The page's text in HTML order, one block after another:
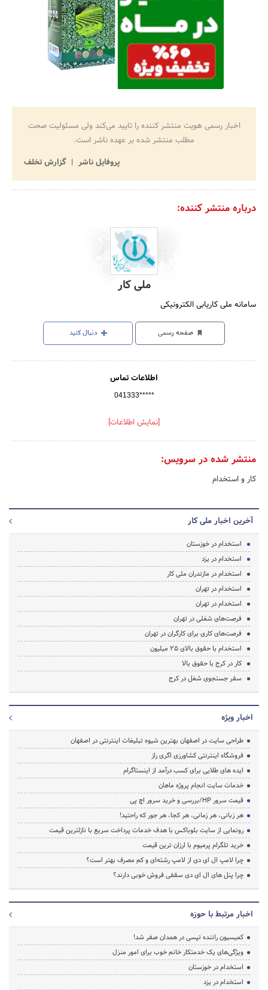
اخبار رسمی هویت منتشر کننده را تایید می‌کند ولی مسئولیت صحت
مطلب منتشر شده بر عهده ناشر است.
پروفایل ناشر
گزارش تخلف
درباره منتشر کننده:
ملی کار
سامانه ملی کاریابی الکترونیکی
صفحه رسمی دنبال کنید
اطلاعات تماس
041333*****
[نمایش اطلاعات]
منتشر شده در سرویس:
کار و استخدام
آخرین اخبار ملی کار
استخدام در خوزستان
استخدام در یزد
استخدام در مازندران ملی کار
استخدام در تهران
استخدام در تهران
فرصت‌های شغلی در تهران
فرصت‌های کاری برای کارگران در تهران
استخدام با حقوق بالای 25 میلیون
کار در کرج با حقوق بالا
سفر جستجوی شغل در کرج
اخبار ویژه
طراحی سایت در اصفهان بهترین شیوه تبلیغات اینترنتی در اصفهان
فروشگاه اینترنتی کشاورزی اگری راز
ایده های طلایی برای کسب درآمد از اینستاگرام
خدمات سایت انجام پروژه ماهان
قیمت سرور HP/بررسی و خرید سرور اچ پی
هر زبانی، هر زمانی، هر کجا، هر جور که راحتید!
رونمایی از سایت بلوباکس با هدف خدمات پرداخت سریع با نازلترین قیمت
خرید تلگرام پرمیوم با ارزان ترین قیمت
چرا لامپ ال ای دی از لامپ رشته‌ای و کم مصرف بهتر است؟
چرا پنل های ال ای دی سقفی فروش خوبی دارند؟
اخبار مرتبط با حوزه
کمیسیون راننده تپسی در همدان صفر شد!
ویژگی‌های یک خدمتکار خانم خوب برای امور منزل
استخدام در خوزستان
استخدام در یزد